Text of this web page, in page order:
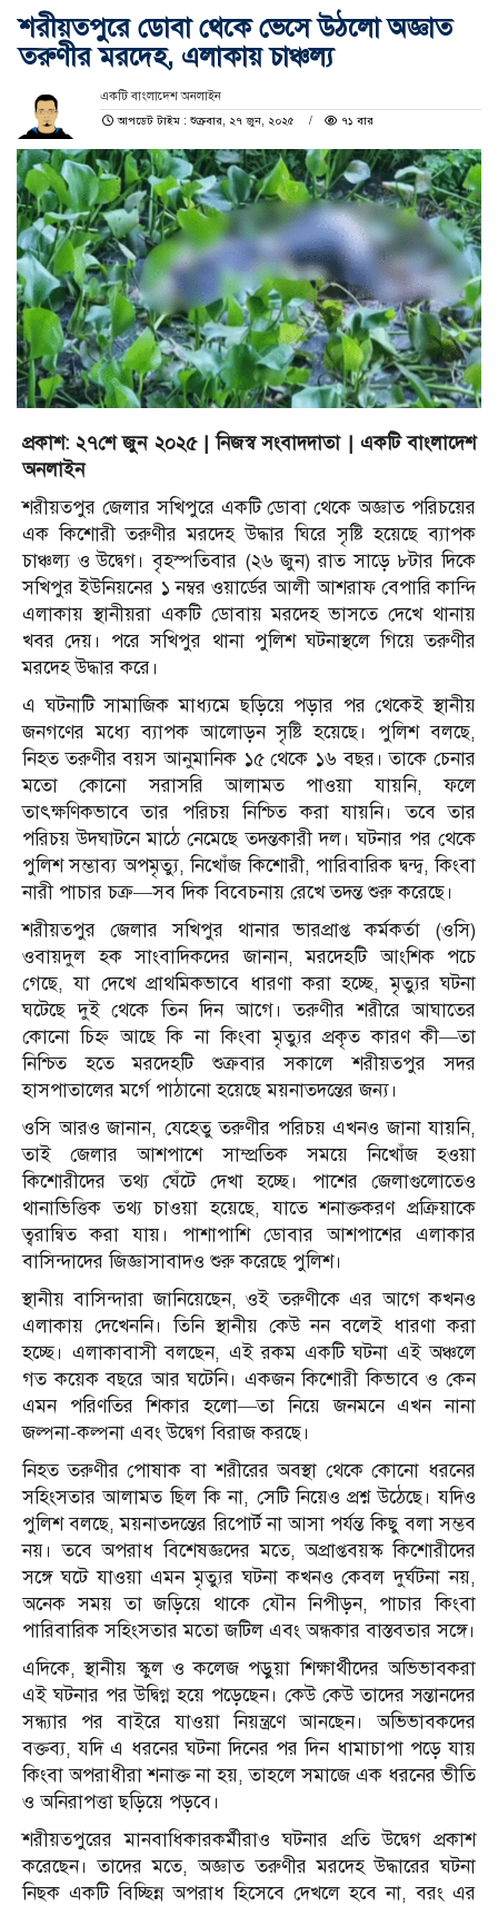
শরীয়তপুরে ডোবা থেকে ভেসে উঠলো অজ্ঞাত
তরুণীর মরদেহ, এলাকায় চাঞ্চল্য
একটি বাংলাদেশ অনলাইন
আপডেট টাইম : শুক্রবার, ২৭ জুন, ২০২৫
৭১ বার
প্রকাশ: ২৭শে জুন ২০২৫ | নিজস্ব সংবাদদাতা | একটি বাংলাদেশ
অনলাইন
শরীয়তপুর জেলার সখিপুরে একটি ডোবা থেকে অজ্ঞাত পরিচয়ের
এক কিশোরী তরুণীর মরদেহ উদ্ধার ঘিরে সৃষ্টি হয়েছে ব্যাপক
চাঞ্চল্য ও উদ্বেগ। বৃহস্পতিবার (২৬ জুন) রাত সাড়ে ৮টার দিকে
সখিপুর ইউনিয়নের ১ নম্বর ওয়ার্ডের আলী আশরাফ বেপারি কান্দি
এলাকায় স্থানীয়রা একটি ডোবায় মরদেহ ভাসতে দেখে থানায়
খবর দেয়। পরে সখিপুর থানা পুলিশ ঘটনাস্থলে গিয়ে তরুণীর
মরদেহ উদ্ধার করে।
এ ঘটনাটি সামাজিক মাধ্যমে ছড়িয়ে পড়ার পর থেকেই স্থানীয়
জনগণের মধ্যে ব্যাপক আলোড়ন সৃষ্টি হয়েছে। পুলিশ বলছে,
নিহত তরুণীর বয়স আনুমানিক ১৫ থেকে ১৬ বছর। তাকে চেনার
মতো কোনো সরাসরি আলামত পাওয়া যায়নি, ফলে
তাৎক্ষণিকভাবে তার পরিচয় নিশ্চিত করা যায়নি। তবে তার
পরিচয় উদঘাটনে মাঠে নেমেছে তদন্তকারী দল। ঘটনার পর থেকে
পুলিশ সম্ভাব্য অপমৃত্যু, নিখোঁজ কিশোরী, পারিবারিক দ্বন্দ্ব, কিংবা
নারী পাচার চক্র—সব দিক বিবেচনায় রেখে তদন্ত শুরু করেছে।
শরীয়তপুর জেলার সখিপুর থানার ভারপ্রাপ্ত কর্মকর্তা (ওসি)
ওবায়দুল হক সাংবাদিকদের জানান, মরদেহটি আংশিক পচে
গেছে, যা দেখে প্রাথমিকভাবে ধারণা করা হচ্ছে, মৃত্যুর ঘটনা
ঘটেছে দুই থেকে তিন দিন আগে। তরুণীর শরীরে আঘাতের
কোনো চিহ্ন আছে কি না কিংবা মৃত্যুর প্রকৃত কারণ কী—তা
নিশ্চিত হতে মরদেহটি শুক্রবার সকালে শরীয়তপুর সদর
হাসপাতালের মর্গে পাঠানো হয়েছে ময়নাতদন্তের জন্য।
ওসি আরও জানান, যেহেতু তরুণীর পরিচয় এখনও জানা যায়নি,
তাই জেলার আশপাশে সাম্প্রতিক সময়ে নিখোঁজ হওয়া
কিশোরীদের তথ্য ঘেঁটে দেখা হচ্ছে। পাশের জেলাগুলোতেও
থানাভিত্তিক তথ্য চাওয়া হয়েছে, যাতে শনাক্তকরণ প্রক্রিয়াকে
ত্বরান্বিত করা যায়। পাশাপাশি ডোবার আশপাশের এলাকার
বাসিন্দাদের জিজ্ঞাসাবাদও শুরু করেছে পুলিশ।
স্থানীয় বাসিন্দারা জানিয়েছেন, ওই তরুণীকে এর আগে কখনও
এলাকায় দেখেননি। তিনি স্থানীয় কেউ নন বলেই ধারণা করা
হচ্ছে। এলাকাবাসী বলছেন, এই রকম একটি ঘটনা এই অঞ্চলে
গত কয়েক বছরে আর ঘটেনি। একজন কিশোরী কিভাবে ও কেন
এমন পরিণতির শিকার হলো—তা নিয়ে জনমনে এখন নানা
জল্পনা-কল্পনা এবং উদ্বেগ বিরাজ করছে।
নিহত তরুণীর পোষাক বা শরীরের অবস্থা থেকে কোনো ধরনের
সহিংসতার আলামত ছিল কি না, সেটি নিয়েও প্রশ্ন উঠেছে। যদিও
পুলিশ বলছে, ময়নাতদন্তের রিপোর্ট না আসা পর্যন্ত কিছু বলা সম্ভব
নয়। তবে অপরাধ বিশেষজ্ঞদের মতে, অপ্রাপ্তবয়স্ক কিশোরীদের
সঙ্গে ঘটে যাওয়া এমন মৃত্যুর ঘটনা কখনও কেবল দুর্ঘটনা নয়,
অনেক সময় তা জড়িয়ে থাকে যৌন নিপীড়ন, পাচার কিংবা
পারিবারিক সহিংসতার মতো জটিল এবং অন্ধকার বাস্তবতার সঙ্গে।
এদিকে, স্থানীয় স্কুল ও কলেজ পড়ুয়া শিক্ষার্থীদের অভিভাবকরা
এই ঘটনার পর উদ্বিগ্ন হয়ে পড়েছেন। কেউ কেউ তাদের সন্তানদের
সন্ধ্যার পর বাইরে যাওয়া নিয়ন্ত্রণে আনছেন। অভিভাবকদের
বক্তব্য, যদি এ ধরনের ঘটনা দিনের পর দিন ধামাচাপা পড়ে যায়
কিংবা অপরাধীরা শনাক্ত না হয়, তাহলে সমাজে এক ধরনের ভীতি
ও অনিরাপত্তা ছড়িয়ে পড়বে।
শরীয়তপুরের মানবাধিকারকর্মীরাও ঘটনার প্রতি উদ্বেগ প্রকাশ
করেছেন। তাদের মতে, অজ্ঞাত তরুণীর মরদেহ উদ্ধারের ঘটনা
নিছক একটি বিচ্ছিন্ন অপরাধ হিসেবে দেখলে হবে না, বরং এর